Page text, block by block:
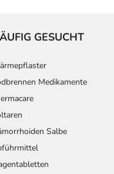
GESUCHT
Medikamente
Salbe